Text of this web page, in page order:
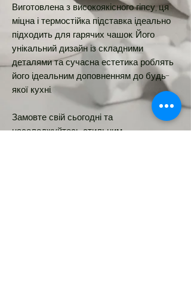
Виготовлена з високоякісного гіпсу, ця
міцна і термостійка підставка ідеально
підходить для гарячих чашок. Його
унікальний дизайн із складними
деталями та сучасна естетика роблять
його ідеальним доповненням до будь-
якої кухні.
Замовте свій сьогодні та
насолоджуйтесь стильним